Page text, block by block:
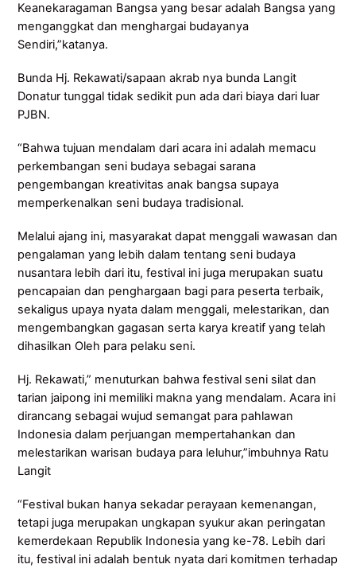
Keanekaragaman Bangsa yang besar adalah Bangsa yang
menganggkat dan menghargai budayanya
Sendiri,”katanya.
Bunda Hj. Rekawati/sapaan akrab nya bunda Langit
Donatur tunggal tidak sedikit pun ada dari biaya dari luar
PJBN.
“Bahwa tujuan mendalam dari acara ini adalah memacu
perkembangan seni budaya sebagai sarana
pengembangan kreativitas anak bangsa supaya
memperkenalkan seni budaya tradisional.
Melalui ajang ini, masyarakat dapat menggali wawasan dan
pengalaman yang lebih dalam tentang seni budaya
nusantara lebih dari itu, festival ini juga merupakan suatu
pencapaian dan penghargaan bagi para peserta terbaik,
sekaligus upaya nyata dalam menggali, melestarikan, dan
mengembangkan gagasan serta karya kreatif yang telah
dihasilkan Oleh para pelaku seni.
Hj. Rekawati,” menuturkan bahwa festival seni silat dan
tarian jaipong ini memiliki makna yang mendalam. Acara ini
dirancang sebagai wujud semangat para pahlawan
Indonesia dalam perjuangan mempertahankan dan
melestarikan warisan budaya para leluhur,”imbuhnya Ratu
Langit
“Festival bukan hanya sekadar perayaan kemenangan,
tetapi juga merupakan ungkapan syukur akan peringatan
kemerdekaan Republik Indonesia yang ke-78. Lebih dari
itu, festival ini adalah bentuk nyata dari komitmen terhadap